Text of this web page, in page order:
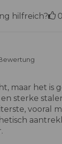
hilfreich?
0
maar het is
sterke
vooral